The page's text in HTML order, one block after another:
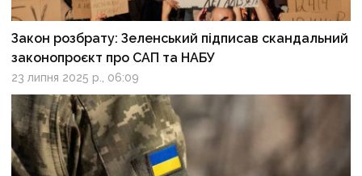
Закон розбрату: Зеленський підписав скандальний
законопроєкт про САП та НАБУ
23 липня 2025 р., 06:09